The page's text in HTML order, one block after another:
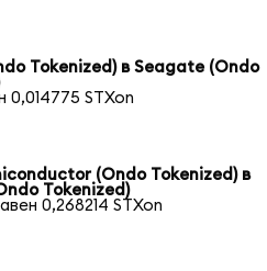
Tokenized) в Seagate (Ondo
0,014775 STXon
(Ondo Tokenized) в
Tokenized)
0,268214 STXon